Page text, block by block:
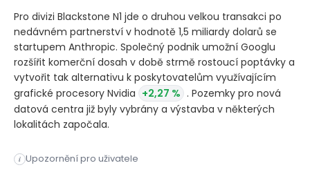
Pro divizi Blackstone N1 jde o druhou velkou transakci po
nedávném partnerství v hodnotě 1,5 miliardy dolarů se
startupem Anthropic. Společný podnik umožní Googlu
rozšířit komerční dosah v době strmě rostoucí poptávky a
vytvořit tak alternativu k poskytovatelům využívajícím
grafické procesory Nvidia +2,27 % . Pozemky pro nová
datová centra již byly vybrány a výstavba v některých
lokalitách započala.
i Upozornění pro uživatele